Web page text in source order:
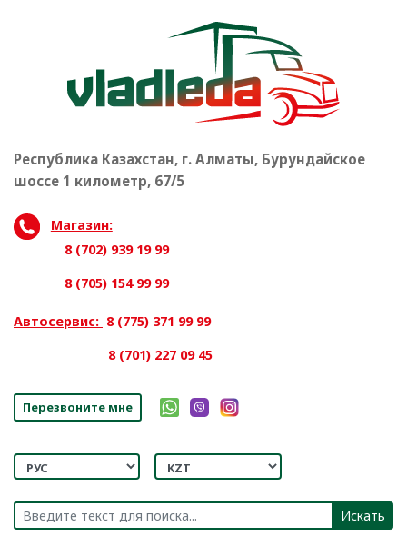
Республика Казахстан, г. Алматы, Бурундайское
шоссе 1 километр, 67/5
Магазин:
8 (702) 939 19 99
8 (705) 154 99 99
Автосервис: 8 (775) 371 99 99
8 (701) 227 09 45
Перезвоните мне
Искать